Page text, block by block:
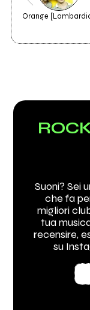
Orange
Suoni? Sei
che fa
migliori
tua
recensire,
su